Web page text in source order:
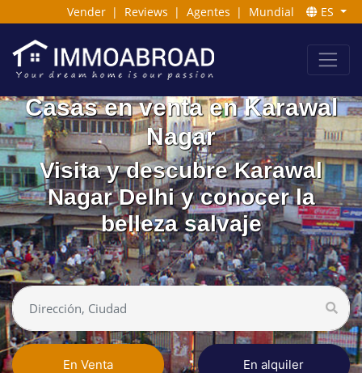
Vender | Reviews | Agentes | Mundial ES
Casas en venta en Karawal
Nagar
Visita y descubre Karawal
Nagar Delhi y conocer la
belleza salvaje
En Venta En alquiler